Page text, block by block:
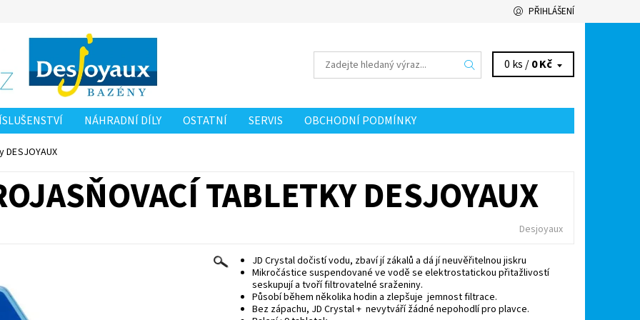
PŘIHLÁŠENÍ
0 ks /0 Kč
NÁHRADNÍ DÍLY OSTATNÍ SERVIS
OBCHODNÍ PODMÍNKY
ÚDAJŮ
TABLETKY DESJOYAUX
Desjoyaux
JD Crystal dočistí vodu, zbaví jí zákalů a dá jí neuvěřitelnou jiskru
Mikročástice suspendované ve vodě se elektrostatickou přitažlivostí
seskupují a tvoří filtrovatelné sraženiny.
Působí během několika hodin a zlepšuje jemnost filtrace.
Bez zápachu, JD Crystal + nevytváří žádné nepohodlí pro plavce.